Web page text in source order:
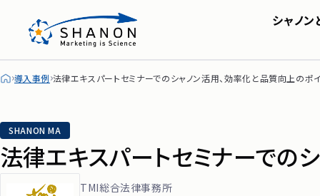
シャノン
IRライブラリ
FAQ
シャノンのブログ
導入事例 法律エキスパートセミナーでのシャノン活用、効率化と品質向上のポ
SHANON MA
法律エキスパートセミナーでの
TMI総合法律事務所